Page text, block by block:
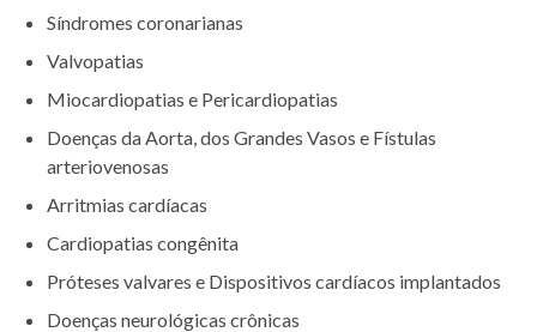
Síndromes coronarianas
Valvopatias
Miocardiopatias e Pericardiopatias
Doenças da Aorta, dos Grandes Vasos e Fístulas
arteriovenosas
Arritmias cardíacas
Cardiopatias congênita
Próteses valvares e Dispositivos cardíacos implantados
Doenças neurológicas crônicas